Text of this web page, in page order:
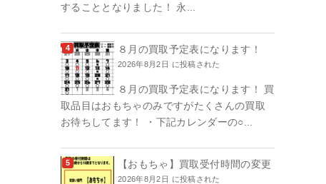
することとなりました！ 永...
８月の買取予定表になります！
2026年8月2日 に投稿された
８月の買取予定表になります！ 買
取品目はおもちゃのみですがたくさんの買取
お待ちしてます！ ・下記カレンダーの○...
【おもちゃ】買取受付時間の変更
2026年8月2日 に投稿された